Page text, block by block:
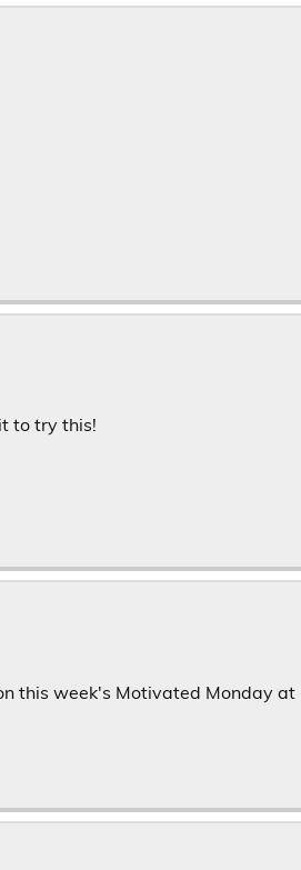
to try this!
this week's Motivated Monday at